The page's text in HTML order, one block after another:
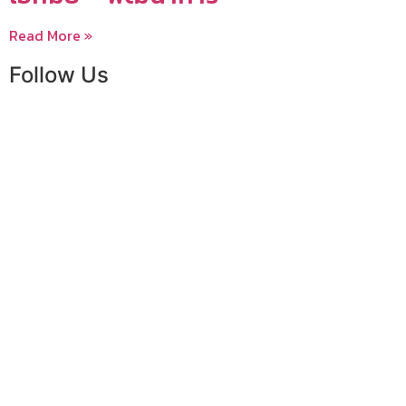
Read More »
Follow Us